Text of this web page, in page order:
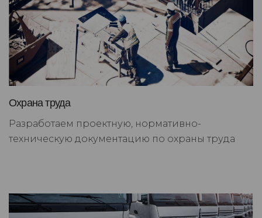
Охрана труда
Разработаем проектную, нормативно-
техническую документацию по охраны труда